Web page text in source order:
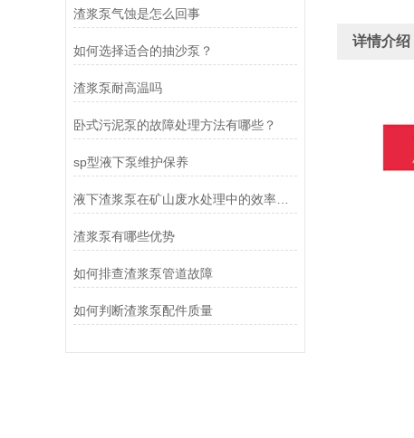
渣浆泵气蚀是怎么回事
如何选择适合的抽沙泵？
渣浆泵耐高温吗
卧式污泥泵的故障处理方法有哪些？
sp型液下泵维护保养
液下渣浆泵在矿山废水处理中的效率分析
渣浆泵有哪些优势
如何排查渣浆泵管道故障
如何判断渣浆泵配件质量
详情介绍